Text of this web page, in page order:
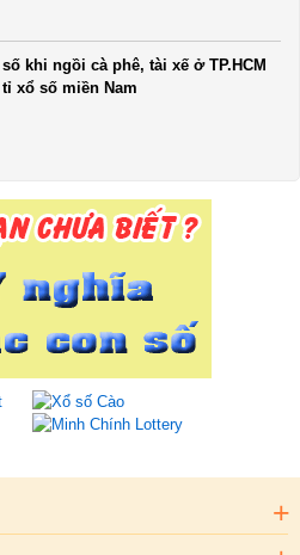
khi ngồi cà phê, tài xế ở TP.HCM
xổ số miền Nam